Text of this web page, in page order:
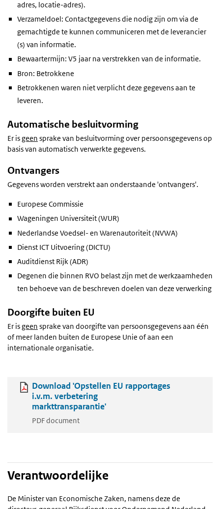
adres, locatie-adres).
Verzameldoel: Contactgegevens die nodig zijn om via de
gemachtigde te kunnen communiceren met de leverancier
(s) van informatie.
Bewaartermijn: V5 jaar na verstrekken van de informatie.
Bron: Betrokkene
Betrokkenen waren niet verplicht deze gegevens aan te
leveren.
Automatische besluitvorming
Er isgeen sprake van besluitvorming over persoonsgegevens op
basis van automatisch verwerkte gegevens.
Ontvangers
Gegevens worden verstrekt aan onderstaande 'ontvangers'.
Europese Commissie
Wageningen Universiteit (WUR)
Nederlandse Voedsel- en Warenautoriteit (NVWA)
Dienst ICT Uitvoering (DICTU)
Auditdienst Rijk (ADR)
Degenen die binnen RVO belast zijn met de werkzaamheden
ten behoeve van de beschreven doelen van deze verwerking
Doorgifte buiten EU
Er isgeen sprake van doorgifte van persoonsgegevens aan één
of meer landen buiten de Europese Unie of aan een
internationale organisatie.
Download 'Opstellen EU rapportages
i.v.m. verbetering
markttransparantie'
PDF document
Verantwoordelijke
De Minister van Economische Zaken, namens deze de